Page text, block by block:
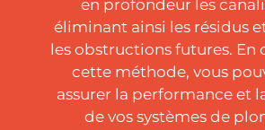
en profondeur les
éliminant ainsi les résidus
les obstructions futures. En
cette méthode, vous
assurer la performance et
de vos systèmes de